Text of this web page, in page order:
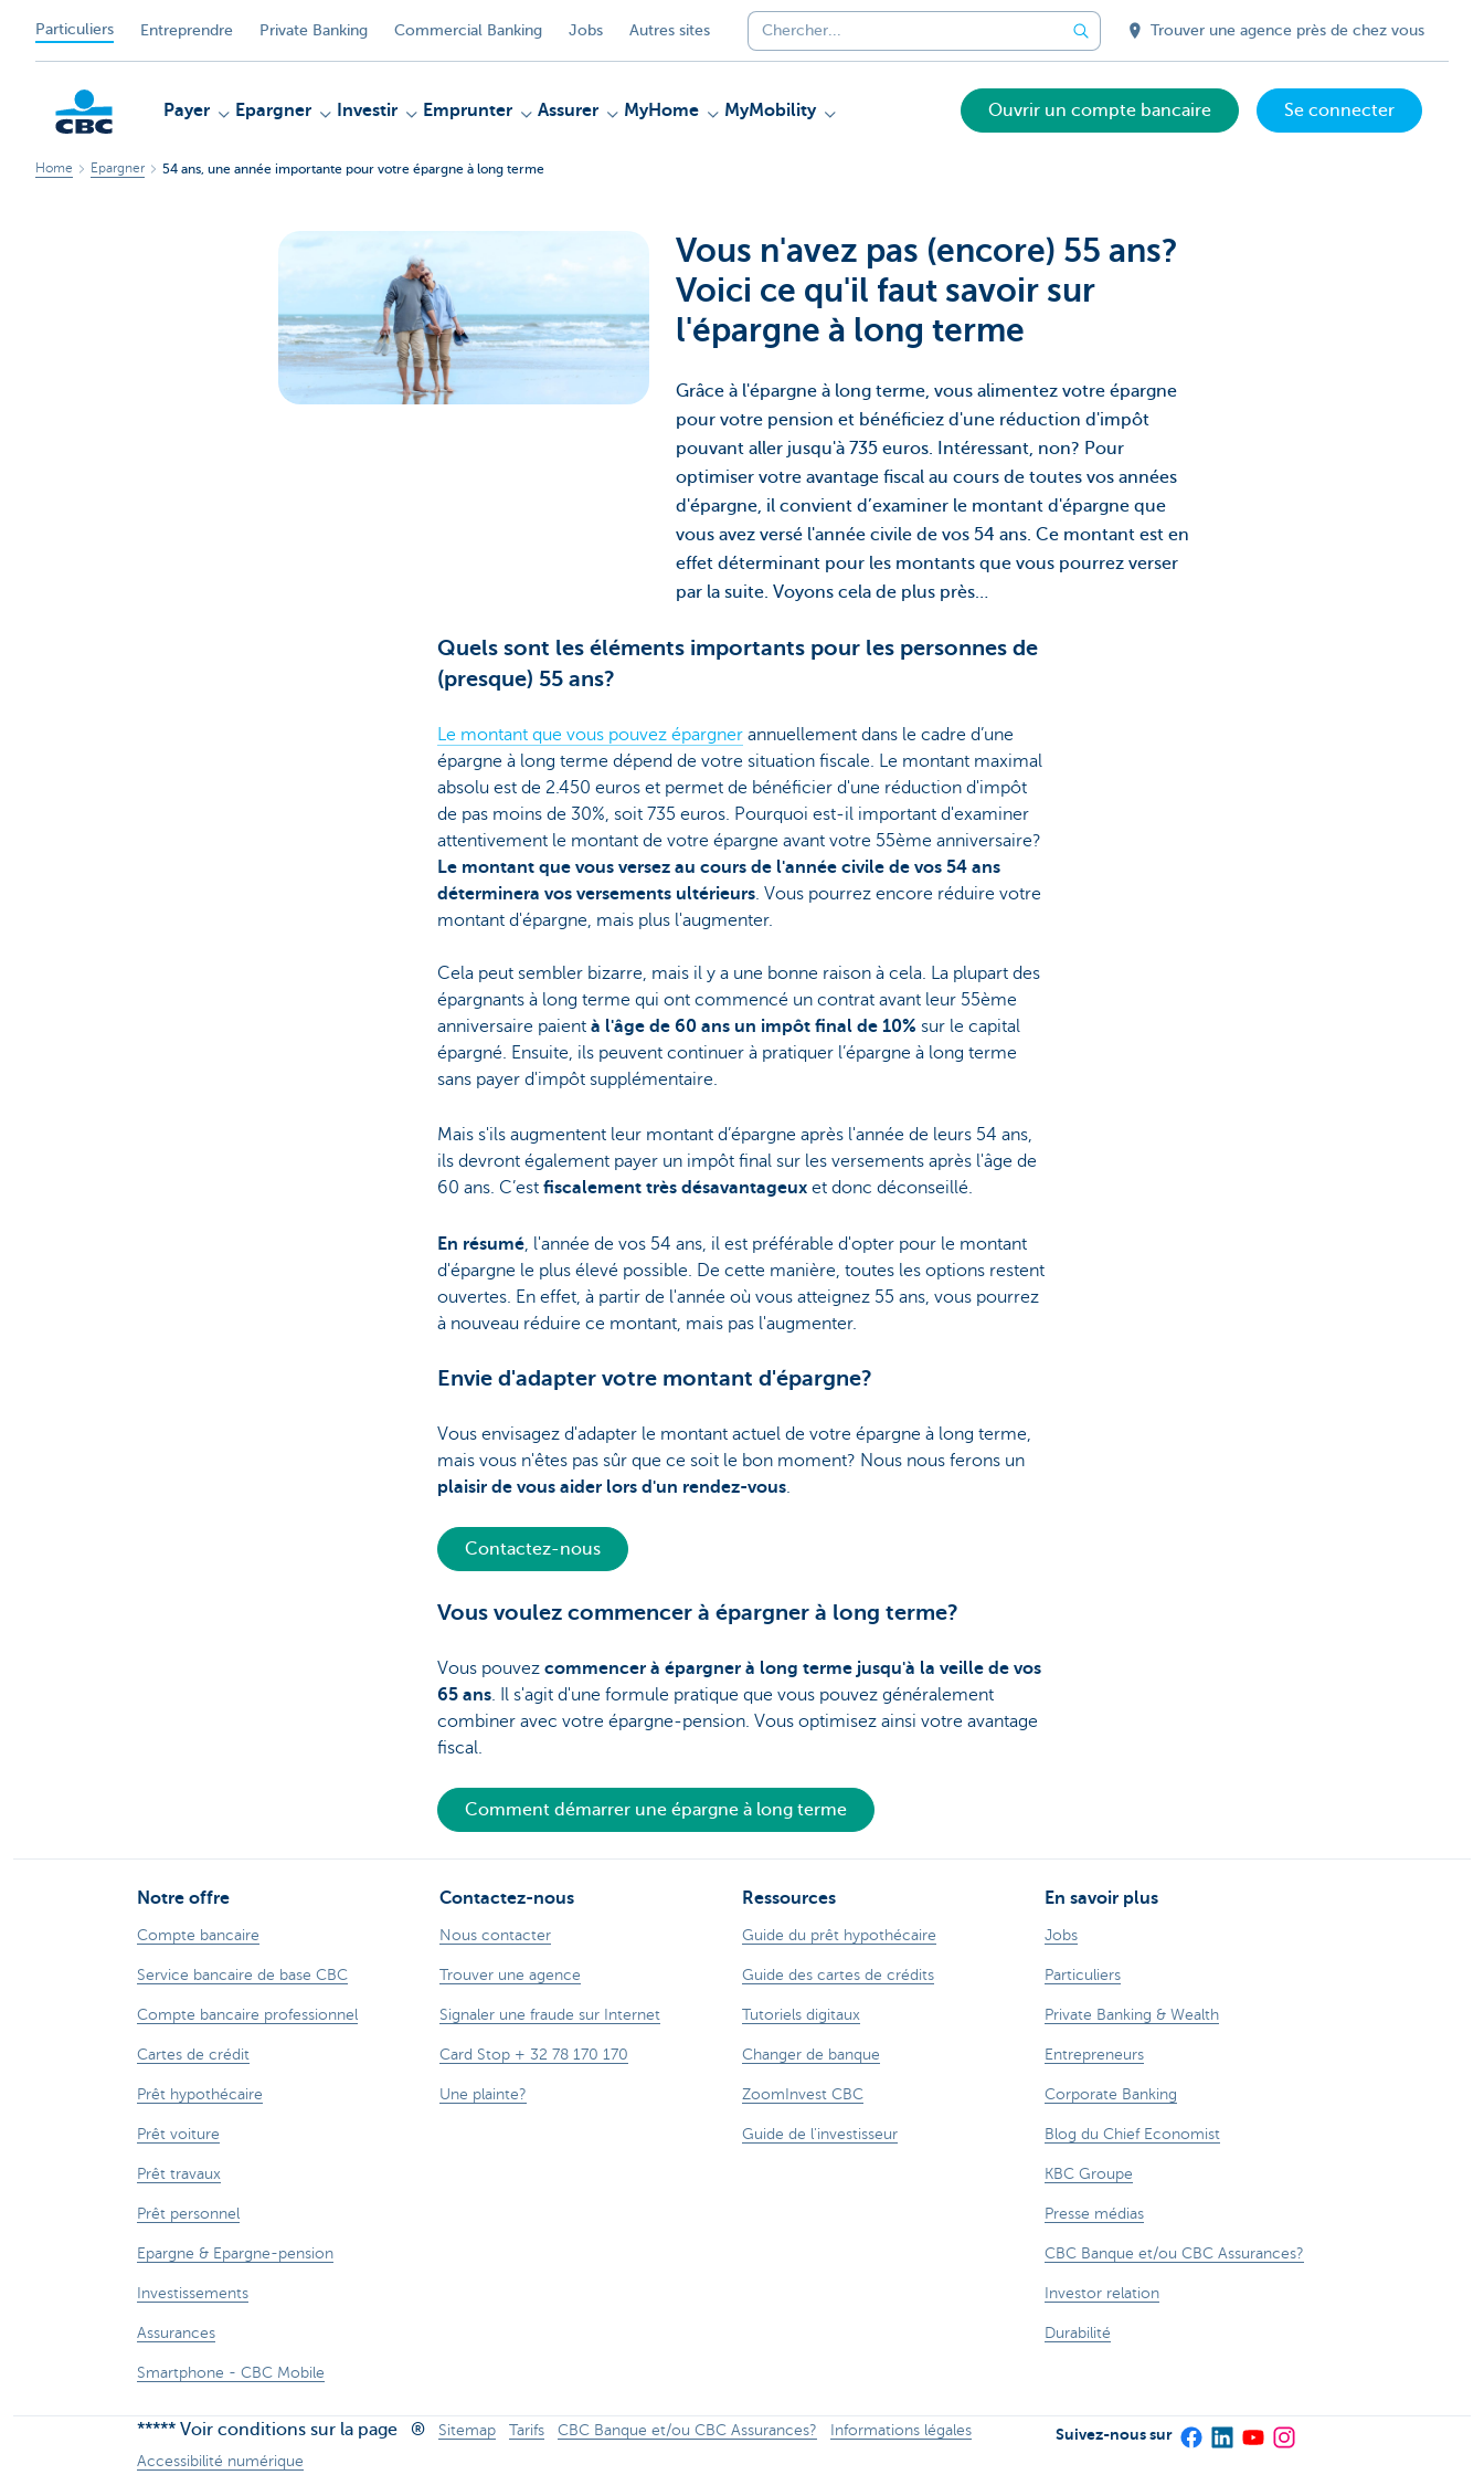
Particuliers Entreprendre Private Banking Commercial Banking Jobs Autres sites Trouver une agence près de chez vous
Payer Epargner Investir Emprunter Assurer MyHome MyMobility Ouvrir un compte bancaire Se connecter
Home Epargner 54 ans, une année importante pour votre épargne à long terme
Vous n'avez pas (encore) 55 ans?
Voici ce qu'il faut savoir sur
l'épargne à long terme
Grâce à l'épargne à long terme, vous alimentez votre épargne
pour votre pension et bénéficiez d'une réduction d'impôt
pouvant aller jusqu'à 735 euros. Intéressant, non? Pour
optimiser votre avantage fiscal au cours de toutes vos années
d'épargne, il convient d’examiner le montant d'épargne que
vous avez versé l'année civile de vos 54 ans. Ce montant est en
effet déterminant pour les montants que vous pourrez verser
par la suite. Voyons cela de plus près…
Quels sont les éléments importants pour les personnes de
(presque) 55 ans?
Le montant que vous pouvez épargnerannuellement dans le cadre d’une
épargne à long terme dépend de votre situation fiscale. Le montant maximal
absolu est de 2.450 euros et permet de bénéficier d'une réduction d'impôt
de pas moins de 30%, soit 735 euros. Pourquoi est-il important d'examiner
attentivement le montant de votre épargne avant votre 55ème anniversaire?
Le montant que vous versez au cours de l'année civile de vos 54 ans
déterminera vos versements ultérieurs. Vous pourrez encore réduire votre
montant d'épargne, mais plus l'augmenter.
Cela peut sembler bizarre, mais il y a une bonne raison à cela. La plupart des
épargnants à long terme qui ont commencé un contrat avant leur 55ème
anniversaire paient à l'âge de 60 ans un impôt final de 10% sur le capital
épargné. Ensuite, ils peuvent continuer à pratiquer l’épargne à long terme
sans payer d'impôt supplémentaire.
Mais s'ils augmentent leur montant d’épargne après l'année de leurs 54 ans,
ils devront également payer un impôt final sur les versements après l'âge de
60 ans. C’estfiscalement très désavantageux et donc déconseillé.
En résumé, l'année de vos 54 ans, il est préférable d'opter pour le montant
d'épargne le plus élevé possible. De cette manière, toutes les options restent
ouvertes. En effet, à partir de l'année où vous atteignez 55 ans, vous pourrez
à nouveau réduire ce montant, mais pas l'augmenter.
Envie d'adapter votre montant d'épargne?
Vous envisagez d'adapter le montant actuel de votre épargne à long terme,
mais vous n'êtes pas sûr que ce soit le bon moment? Nous nous ferons un
plaisir de vous aider lors d'un rendez-vous.
Contactez-nous
Vous voulez commencer à épargner à long terme?
Vous pouvez commencer à épargner à long terme jusqu'à la veille de vos
65 ans. Il s'agit d'une formule pratique que vous pouvez généralement
combiner avec votre épargne-pension. Vous optimisez ainsi votre avantage
fiscal.
Comment démarrer une épargne à long terme
Notre offre
Compte bancaire
Service bancaire de base CBC
Compte bancaire professionnel
Cartes de crédit
Prêt hypothécaire
Prêt voiture
Prêt travaux
Prêt personnel
Epargne & Epargne-pension
Investissements
Assurances
Smartphone - CBC Mobile
Contactez-nous
Nous contacter
Trouver une agence
Signaler une fraude sur Internet
Card Stop + 32 78 170 170
Une plainte?
Ressources
Guide du prêt hypothécaire
Guide des cartes de crédits
Tutoriels digitaux
Changer de banque
ZoomInvest CBC
Guide de l'investisseur
En savoir plus
Jobs
Particuliers
Private Banking & Wealth
Entrepreneurs
Corporate Banking
Blog du Chief Economist
KBC Groupe
Presse médias
CBC Banque et/ou CBC Assurances?
Investor relation
Durabilité
***** Voir conditions sur la page ® Sitemap Tarifs CBC Banque et/ou CBC Assurances?
Informations légales
Accessibilité numérique
Suivez-nous sur